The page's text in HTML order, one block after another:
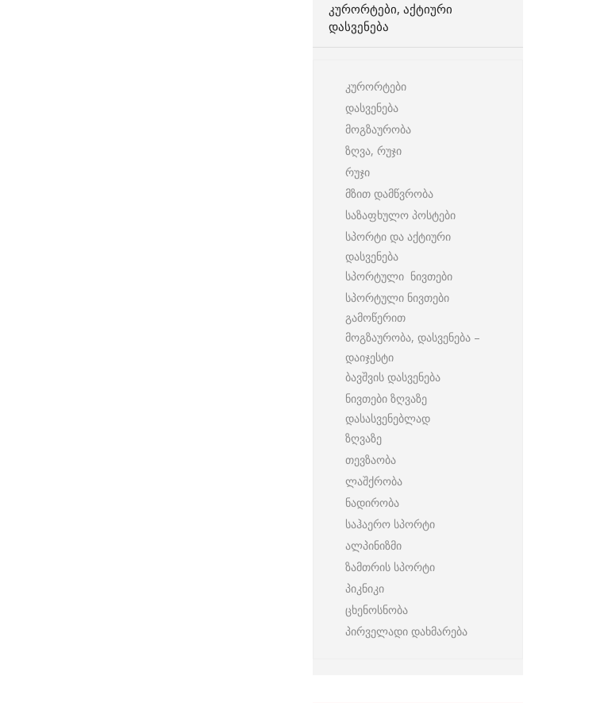
ᲙᲣᲠᲝᲠᲢᲔᲑᲘ, ᲐᲥᲢᲘᲣᲠᲘ
ᲓᲐᲡᲕᲔᲜᲔᲑᲐ
კურორტები
დასვენება
მოგზაურობა
ზღვა, რუჯი
რუჯი
მზით დამწვრობა
საზაფხულო პოსტები
სპორტი და აქტიური
დასვენება
სპორტული ნივთები
სპორტული ნივთები
გამოწერით
მოგზაურობა, დასვენება –
დაიჯესტი
ბავშვის დასვენება
ნივთები ზღვაზე
დასასვენებლად
ზღვაზე
თევზაობა
ლაშქრობა
ნადირობა
საჰაერო სპორტი
ალპინიზმი
ზამთრის სპორტი
პიკნიკი
ცხენოსნობა
პირველადი დახმარება